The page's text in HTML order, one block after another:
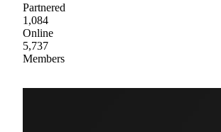
Partnered
1,084
Online
5,737
Members